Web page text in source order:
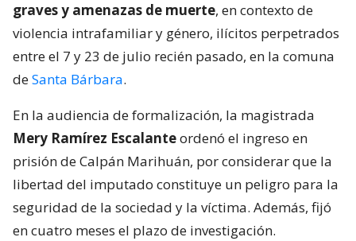
graves y amenazas de muerte, en contexto de
violencia intrafamiliar y género, ilícitos perpetrados
entre el 7 y 23 de julio recién pasado, en la comuna
deSanta Bárbara.
En la audiencia de formalización, la magistrada
Mery Ramírez Escalanteordenó el ingreso en
prisión de Calpán Marihuán, por considerar que la
libertad del imputado constituye un peligro para la
seguridad de la sociedad y la víctima. Además, fijó
en cuatro meses el plazo de investigación.